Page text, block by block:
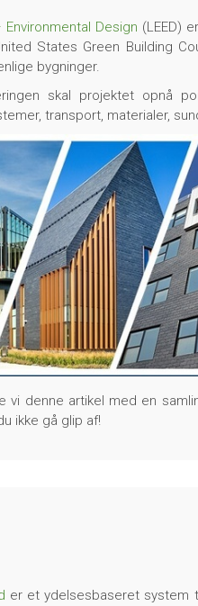
Design (LEED)
States Green Building
bygninger.
skal projektet opnå
transport, materialer,
vi denne artikel med en
ikke gå glip af!
er et ydelsesbaseret